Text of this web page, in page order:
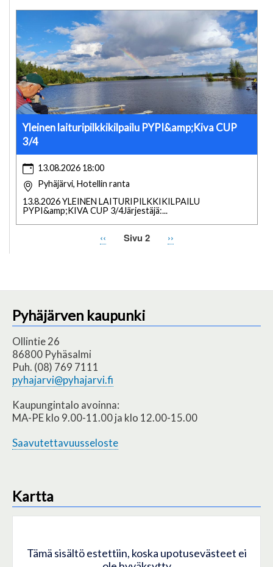
Yleinen laituripilkkikilpailu PYPI&amp;Kiva CUP
3/4
13.08.2026 18:00
Pyhäjärvi, Hotellin ranta
13.8.2026 YLEINEN LAITURIPILKKIKILPAILU
PYPI&amp;KIVA CUP 3/4Järjestäjä:...
Edellinen
‹‹ Sivu 2
Seuraava
››
Pyhäjärven kaupunki
Ollintie 26
86800 Pyhäsalmi
Puh. (08) 769 7111
pyhajarvi@pyhajarvi.fi
Kaupungintalo avoinna:
MA-PE klo 9.00-11.00 ja klo 12.00-15.00
Saavutettavuusseloste
Kartta
Tämä sisältö estettiin, koska upotusevästeet ei